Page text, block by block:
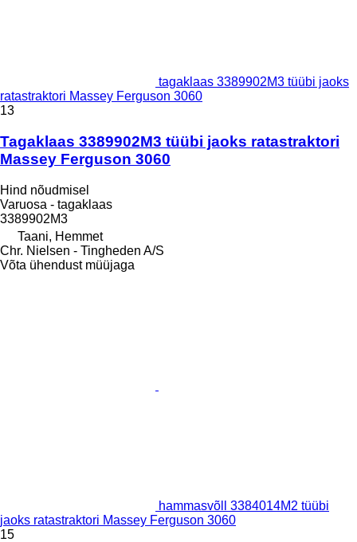
tagaklaas 3389902M3 tüübi jaoks
ratastraktori Massey Ferguson 3060
13
Tagaklaas 3389902M3 tüübi jaoks ratastraktori
Massey Ferguson 3060
Hind nõudmisel
Varuosa - tagaklaas
3389902M3
Taani, Hemmet
Chr. Nielsen - Tingheden A/S
Võta ühendust müüjaga
hammasvõll 3384014M2 tüübi
jaoks ratastraktori Massey Ferguson 3060
15